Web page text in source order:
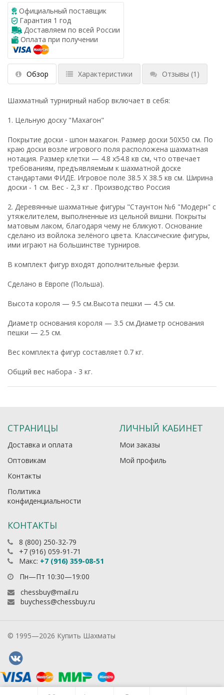
Официальный поставщик
Гарантия 1 год
Доставляем по всей России
Оплата при получении
Обзор Характеристики Отзывы (1)
Шахматный турнирный набор включает в себя:
1. Цельную доску "Махагон"
Покрытие доски - шпон махагон. Размер доски 50X50 см. По
краю доски возле игрового поля расположена шахматная
нотация. Размер клетки — 4.8 x54.8 кв см, что отвечает
требованиям, предъявляемым к шахматной доске
стандартами ФИДЕ. Игровое поле 38.5 Х 38.5 кв см. Ширина
доски - 1 см. Вес - 2,3 кг . Производство Россия
2. Деревянные шахматные фигуры "Стаунтон №6 "Модерн" с
утяжелителем, выполненные из цельной вишни. Покрыты
матовым лаком, благодаря чему не бликуют. Основание
сделано из войлока зелёного цвета. Классические фигуры,
ими играют на большинстве турниров.
В комплект фигур входят дополнительные ферзи.
Сделано в Европе (Польша).
Высота короля — 9.5 см.Высота пешки — 4.5 см.
Диаметр основания короля — 3.5 см.Диаметр основания
пешки — 2.5 см.
Вес комплекта фигур составляет 0.7 кг.
Общий вес набора - 3 кг.
СТРАНИЦЫ
Доставка и оплата
Оптовикам
Контакты
Политика
конфиденциальности
ЛИЧНЫЙ КАБИНЕТ
Мои заказы
Мой профиль
КОНТАКТЫ
8 (800) 250-32-79
+7 (916) 059-91-71
Макс: +7 (916) 359-08-51
Пн—Пт 10:30—19:00
chessbuy@mail.ru
buychess@chessbuy.ru
© 1995—2026 Купить Шахматы